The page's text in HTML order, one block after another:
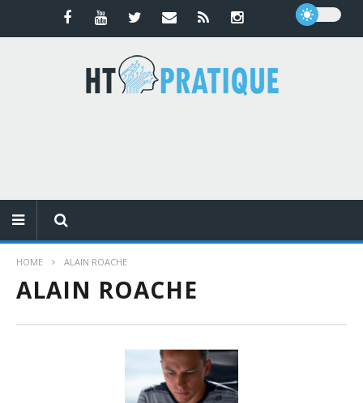
HOME ALAIN ROACHE
ALAIN ROACHE